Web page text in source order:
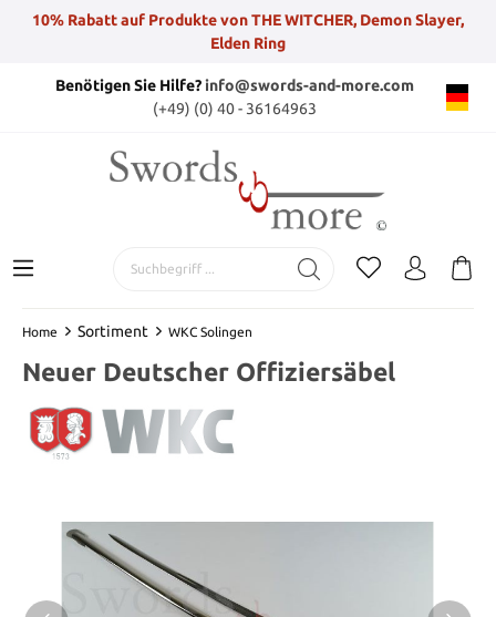
10% Rabatt auf Produkte von THE WITCHER, Demon Slayer,
Elden Ring
Benötigen Sie Hilfe?info@swords-and-more.com
(+49) (0) 40 - 36164963
Home Sortiment WKC Solingen
Neuer Deutscher Offiziersäbel